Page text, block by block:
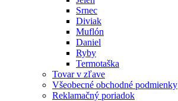
Srnec
Diviak
Muflón
Daniel
Ryby
Termotaška
Tovar v zľave
Všeobecné obchodné podmienky
Reklamačný poriadok